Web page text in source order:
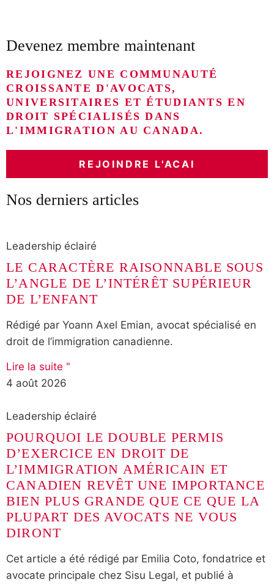
Devenez membre maintenant
REJOIGNEZ UNE COMMUNAUTÉ
CROISSANTE D'AVOCATS,
UNIVERSITAIRES ET ÉTUDIANTS EN
DROIT SPÉCIALISÉS DANS
L'IMMIGRATION AU CANADA.
REJOINDRE L'ACAI
Nos derniers articles
Leadership éclairé
LE CARACTÈRE RAISONNABLE SOUS
L’ANGLE DE L’INTÉRÊT SUPÉRIEUR
DE L’ENFANT
Rédigé par Yoann Axel Emian, avocat spécialisé en
droit de l’immigration canadienne.
Lire la suite "
4 août 2026
Leadership éclairé
POURQUOI LE DOUBLE PERMIS
D’EXERCICE EN DROIT DE
L’IMMIGRATION AMÉRICAIN ET
CANADIEN REVÊT UNE IMPORTANCE
BIEN PLUS GRANDE QUE CE QUE LA
PLUPART DES AVOCATS NE VOUS
DIRONT
Cet article a été rédigé par Emilia Coto, fondatrice et
avocate principale chez Sisu Legal, et publié à